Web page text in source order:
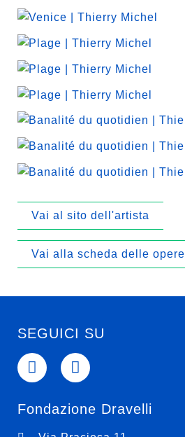
Vai al sito dell'artista
Vai alla scheda delle opere
SEGUICI SU
Fondazione Dravelli